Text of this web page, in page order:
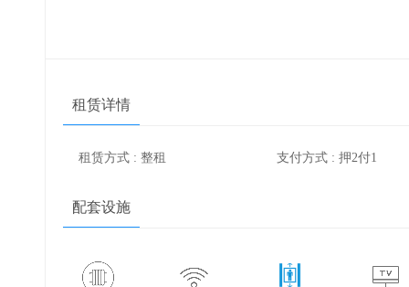
租赁详情
租赁方式 : 整租 支付方式 : 押2付1
配套设施